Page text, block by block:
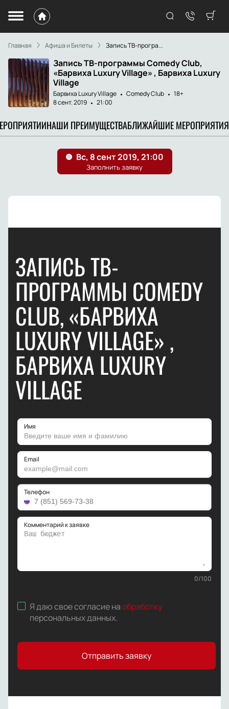
Главная Афиша и Билеты Запись ТВ-програ...
Запись ТВ-программы Comedy Сlub,
«Барвиха Luxury Village» , Барвиха Luxury
Village
Барвиха Luxury Village Comedy Club
18+
8 сент. 2019
21:00
НАШИ ПРЕИМУЩЕСТВАБЛИЖАЙШИЕ МЕРОПРИЯТИЯ
ЗАПИСЬ ТВ-
ПРОГРАММЫ COMEDY
СLUB, «БАРВИХА
LUXURY VILLAGE» ,
БАРВИХА LUXURY
VILLAGE
Имя
Email
Телефон
Комментарий к заявке
0/100
Я даю свое согласие наобработку
персональных данных.
Отправить заявку